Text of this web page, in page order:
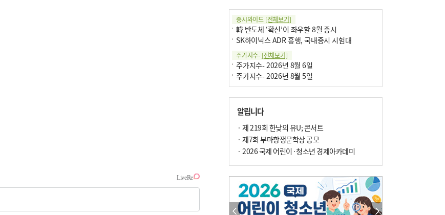
증시와이드 [전체보기]
韓 반도체 ‘확신’이 좌우할 8월 증시
SK하이닉스 ADR 흥행, 국내증시 시험대
주가지수- [전체보기]
주가지수- 2026년 8월 6일
주가지수- 2026년 8월 5일
알립니다
· 제 219회 한낮의 유U; 콘서트
· 제7회 부마항쟁문학상 공모
· 2026 국제 어린이·청소년 경제아카데미